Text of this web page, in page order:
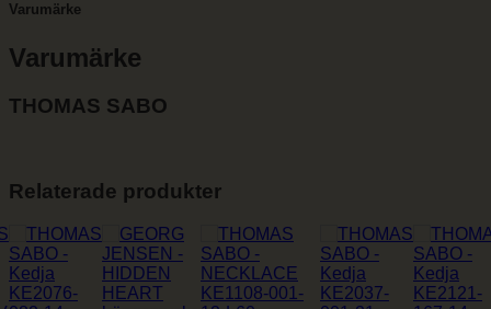
Varumärke
Varumärke
THOMAS SABO
Relaterade produkter